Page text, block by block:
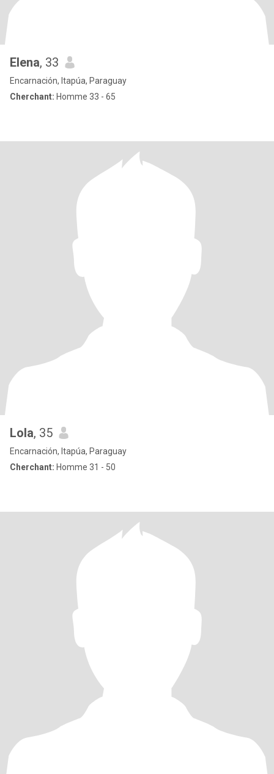
Elena, 33
Encarnación, Itapúa, Paraguay
Cherchant: Homme 33 - 65
Lola, 35
Encarnación, Itapúa, Paraguay
Cherchant: Homme 31 - 50